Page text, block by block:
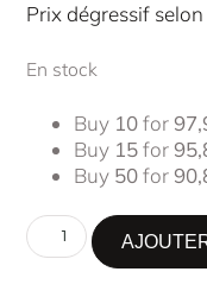
Prix dégressif
En stock
Buy 10for
Buy 15for
Buy 50for